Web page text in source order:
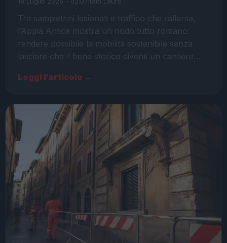
Tra sampietrini lesionati e traffico che rallenta,
l’Appia Antica mostra un nodo tutto romano:
rendere possibile la mobilità sostenibile senza
lasciare che il bene storico diventi un cantiere…
Leggi l’articolo →